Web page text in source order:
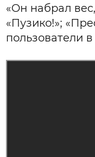
«Он набрал
«Пузико!»;
пользователи